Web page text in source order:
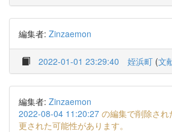
編集者: Zinzaemon
2022-01-01 23:29:40 姪浜町 (文
編集者: Zinzaemon
2022-08-04 11:20:27 の編集で削除さ
更された可能性があります。